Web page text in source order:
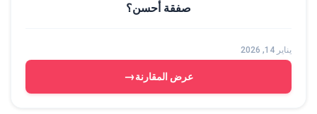
صفقة أحسن؟
يناير 14, 2026
عرض المقارنة→